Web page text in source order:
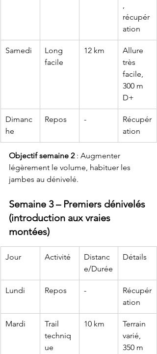
,
récupér
ation
Samedi
Long
facile
12 km
Allure
très
facile,
300 m
D+
Dimanc
he
Repos -
Récupér
ation
Objectif semaine 2 : Augmenter
légèrement le volume, habituer les
jambes au dénivelé.
Semaine 3 – Premiers dénivelés
(introduction aux vraies
montées)
Jour Activité
Distanc
e/Durée
Détails
Lundi Repos -
Récupér
ation
Mardi
Trail
techniq
ue
10 km
Terrain
varié,
350 m